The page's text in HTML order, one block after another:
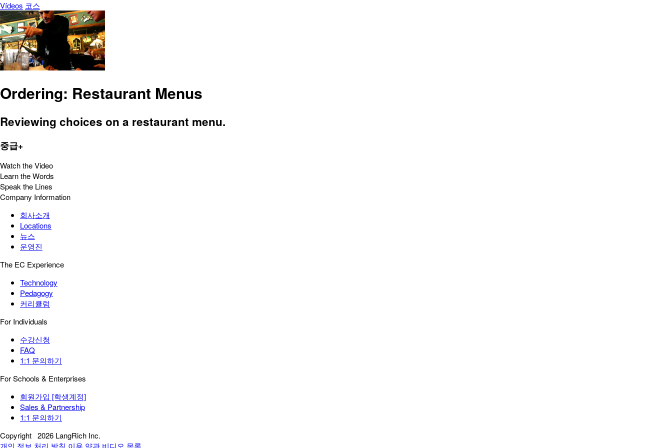
Vídeos 코스
Ordering: Restaurant Menus
Reviewing choices on a restaurant menu.
중급+
Watch the Video
Learn the Words
Speak the Lines
Company Information
회사소개
Locations
뉴스
운영진
The EC Experience
Technology
Pedagogy
커리큘럼
For Individuals
수강신청
FAQ
1:1 문의하기
For Schools & Enterprises
회원가입 [학생계정]
Sales & Partnership
1:1 문의하기
Copyright 2026 LangRich Inc.